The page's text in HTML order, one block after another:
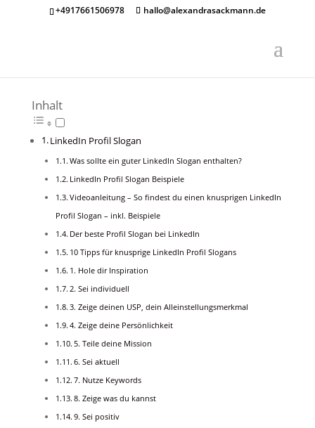
+4917661506978 hallo@alexandrasackmann.de
Inhalt
LinkedIn Profil Slogan
Was sollte ein guter LinkedIn Slogan enthalten?
LinkedIn Profil Slogan Beispiele
Videoanleitung – So findest du einen knusprigen LinkedIn
Profil Slogan – inkl. Beispiele
Der beste Profil Slogan bei LinkedIn
10 Tipps für knusprige LinkedIn Profil Slogans
1. Hole dir Inspiration
2. Sei individuell
3. Zeige deinen USP, dein Alleinstellungsmerkmal
4. Zeige deine Persönlichkeit
5. Teile deine Mission
6. Sei aktuell
7. Nutze Keywords
8. Zeige was du kannst
9. Sei positiv